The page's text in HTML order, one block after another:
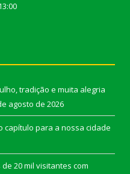
tradição e muita alegria
agosto de 2026
capítulo para a nossa cidade
20 mil visitantes com